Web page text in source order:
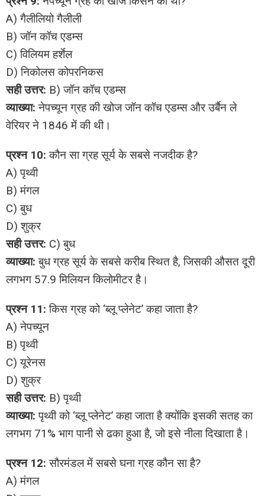
A) गैलीलियो गैलीली
B) जॉन कॉच एडम्स
C) विलियम हर्शेल
D) निकोलस कोपरनिकस
सही उत्तर: B) जॉन कॉच एडम्स
व्याख्या: नेपच्यून ग्रह की खोज जॉन कॉच एडम्स और उर्बैन ले
वेरियर ने 1846 में की थी।
प्रश्न 10: कौन सा ग्रह सूर्य के सबसे नजदीक है?
A) पृथ्वी
B) मंगल
C) बुध
D) शुक्र
सही उत्तर: C) बुध
व्याख्या: बुध ग्रह सूर्य के सबसे करीब स्थित है, जिसकी औसत दूरी
लगभग 57.9 मिलियन किलोमीटर है।
प्रश्न 11: किस ग्रह को ‘ब्लू प्लेनेट’ कहा जाता है?
A) नेपच्यून
B) पृथ्वी
C) यूरेनस
D) शुक्र
सही उत्तर: B) पृथ्वी
व्याख्या: पृथ्वी को ‘ब्लू प्लेनेट’ कहा जाता है क्योंकि इसकी सतह का
लगभग 71% भाग पानी से ढका हुआ है, जो इसे नीला दिखाता है।
प्रश्न 12: सौरमंडल में सबसे घना ग्रह कौन सा है?
A) मंगल